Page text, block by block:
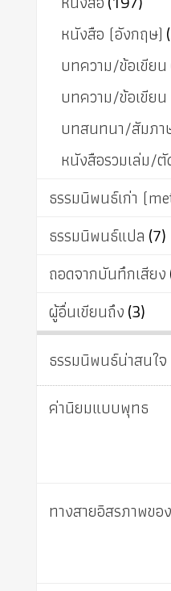
หนังสือ (อังกฤษ)
บทความ/ข้อเขียน
บทความ/ข้อเขีย
บทสนทนา/สัมภ
หนังสือรวมเล่ม/
ธรรมนิพนธ์เก่า
ธรรมนิพนธ์แปล (7)
ถอดจากบันทึกเสียง
ผู้อื่นเขียนถึง(3)
ธรรมนิพนธ์น่าสนใจ
ค่านิยมแบบพุทธ
ทางสายอิสรภาพขอ